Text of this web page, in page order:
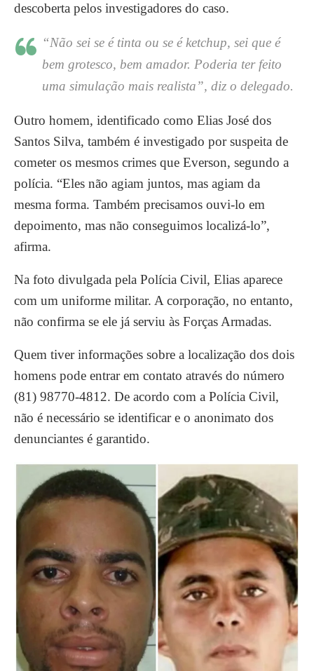
descoberta pelos investigadores do caso.
“Não sei se é tinta ou se é ketchup, sei que é
bem grotesco, bem amador. Poderia ter feito
uma simulação mais realista”, diz o delegado.
Outro homem, identificado como Elias José dos
Santos Silva, também é investigado por suspeita de
cometer os mesmos crimes que Everson, segundo a
polícia. “Eles não agiam juntos, mas agiam da
mesma forma. Também precisamos ouvi-lo em
depoimento, mas não conseguimos localizá-lo”,
afirma.
Na foto divulgada pela Polícia Civil, Elias aparece
com um uniforme militar. A corporação, no entanto,
não confirma se ele já serviu às Forças Armadas.
Quem tiver informações sobre a localização dos dois
homens pode entrar em contato através do número
(81) 98770-4812. De acordo com a Polícia Civil,
não é necessário se identificar e o anonimato dos
denunciantes é garantido.